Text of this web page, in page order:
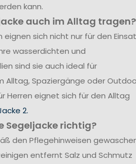
kann.
auch im Alltag tragen?
eignen sich nicht nur für den
wasserdichten und
sind sie auch ideal für
Alltag, Spaziergänge oder
Herren eignet sich für den Alltag
2.
Segeljacke richtig?
den Pflegehinweisen
entfernt Salz und Schmutz